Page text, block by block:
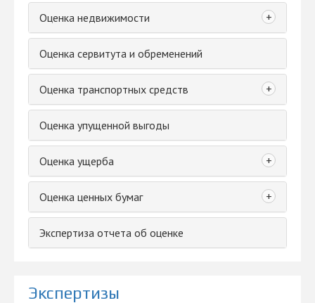
Оценка недвижимости +
Оценка сервитута и обременений
Оценка транспортных средств +
Оценка упущенной выгоды
Оценка ущерба +
Оценка ценных бумаг +
Экспертиза отчета об оценке
Экспертизы